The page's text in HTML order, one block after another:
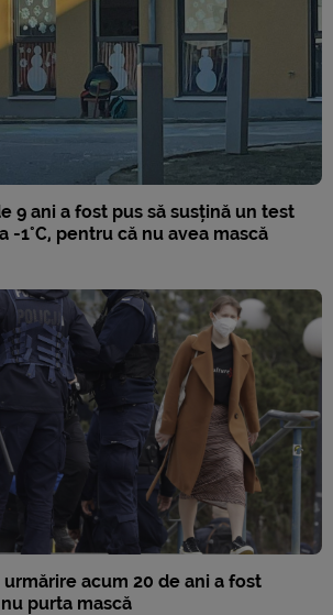
9 ani a fost pus să susțină un test
-1°C, pentru că nu avea mască
acum 20 de ani a fost
purta mască